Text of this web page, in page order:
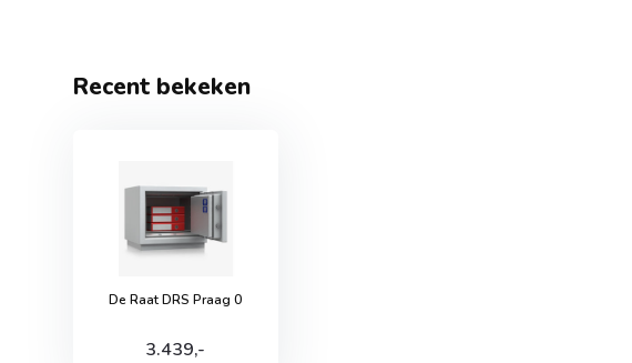
Recent bekeken
De Raat DRS Praag 0
3.439,-